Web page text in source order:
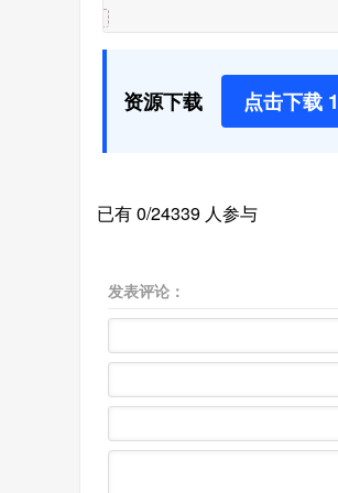
资源下载 点击下载 1
已有 0/24339 人参与
发表评论：